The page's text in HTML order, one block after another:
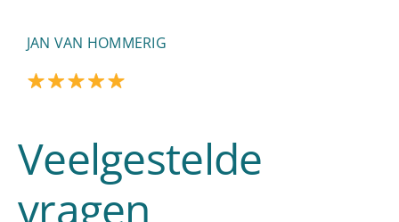
JAN VAN HOMMERIG
Veelgestelde
vragen